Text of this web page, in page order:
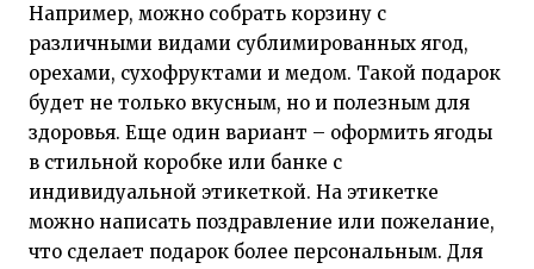
Например, можно собрать корзину с
различными видами сублимированных ягод,
орехами, сухофруктами и медом. Такой подарок
будет не только вкусным, но и полезным для
здоровья. Еще один вариант – оформить ягоды
в стильной коробке или банке с
индивидуальной этикеткой. На этикетке
можно написать поздравление или пожелание,
что сделает подарок более персональным. Для